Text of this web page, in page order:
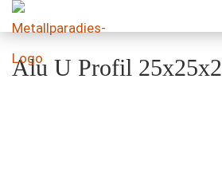
Alu U Profil 25x25x2